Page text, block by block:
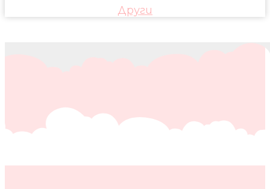
Други